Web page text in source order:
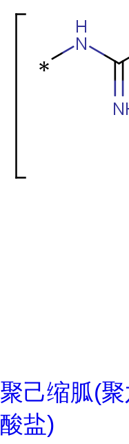
聚己缩胍(
酸盐)